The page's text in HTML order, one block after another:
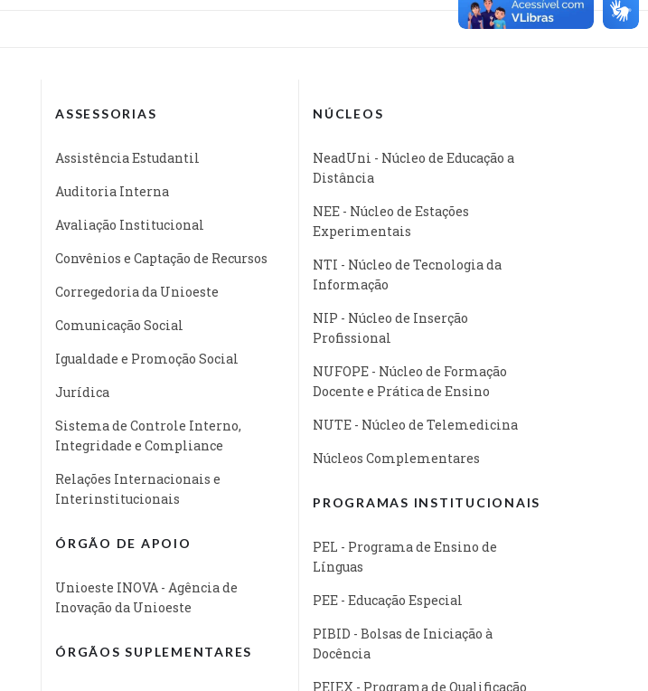
ASSESSORIAS
Assistência Estudantil
Auditoria Interna
Avaliação Institucional
Convênios e Captação de Recursos
Corregedoria da Unioeste
Comunicação Social
Igualdade e Promoção Social
Jurídica
Sistema de Controle Interno,
Integridade e Compliance
Relações Internacionais e
Interinstitucionais
ÓRGÃO DE APOIO
Unioeste INOVA - Agência de
Inovação da Unioeste
ÓRGÃOS SUPLEMENTARES
NÚCLEOS
NeadUni - Núcleo de Educação a
Distância
NEE - Núcleo de Estações
Experimentais
NTI - Núcleo de Tecnologia da
Informação
NIP - Núcleo de Inserção
Profissional
NUFOPE - Núcleo de Formação
Docente e Prática de Ensino
NUTE - Núcleo de Telemedicina
Núcleos Complementares
PROGRAMAS INSTITUCIONAIS
PEL - Programa de Ensino de
Línguas
PEE - Educação Especial
PIBID - Bolsas de Iniciação à
Docência
PEIEX - Programa de Qualificação